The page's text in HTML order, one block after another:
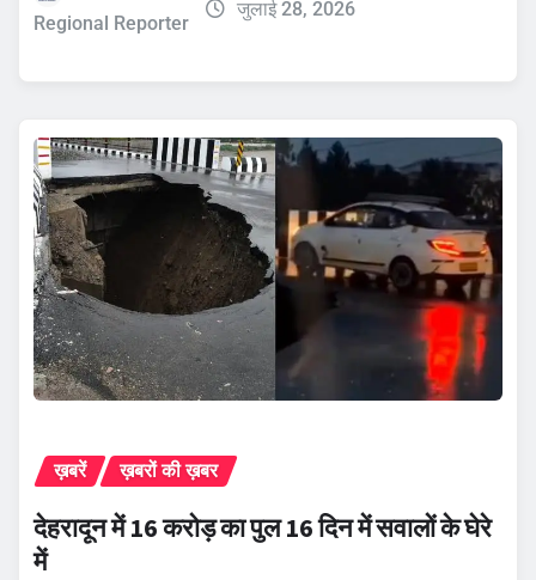
Regional Reporter
जुलाई 28, 2026
ख़बरें ख़बरों की ख़बर
देहरादून में 16 करोड़ का पुल 16 दिन में सवालों के घेरे
में